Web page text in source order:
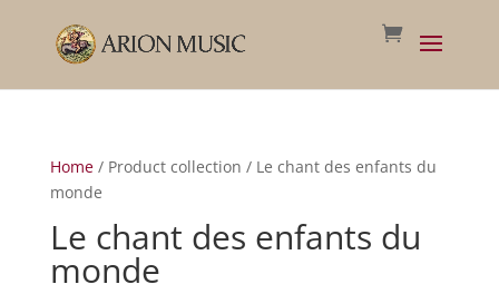
Home/ Product collection / Le chant des enfants du
monde
Le chant des enfants du
monde